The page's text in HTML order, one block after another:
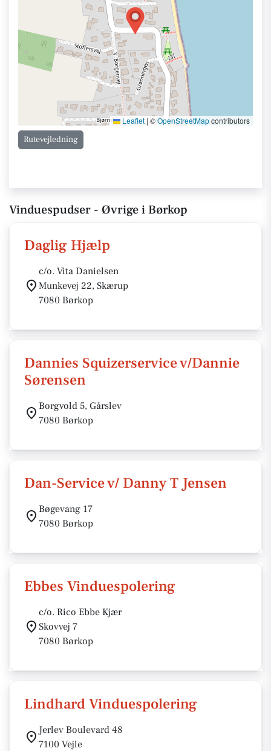
Leaflet | ©OpenStreetMapcontributors
Rutevejledning
Vinduespudser - Øvrige i Børkop
Daglig Hjælp
c/o. Vita Danielsen
Munkevej 22, Skærup
7080 Børkop
Dannies Squizerservice v/Dannie
Sørensen
Borgvold 5, Gårslev
7080 Børkop
Dan-Service v/ Danny T Jensen
Bøgevang 17
7080 Børkop
Ebbes Vinduespolering
c/o. Rico Ebbe Kjær
Skovvej 7
7080 Børkop
Lindhard Vinduespolering
Jerlev Boulevard 48
7100 Vejle